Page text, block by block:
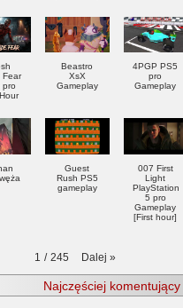
Fear
pro
Beastro
XsX
Gameplay
4PGP PS5
pro
Gameplay
Guest
Rush PS5
gameplay
007 First
Light
PlayStation
5 pro
Gameplay
[First hour]
1 / 245 Dalej »
Najczęściej komentujący